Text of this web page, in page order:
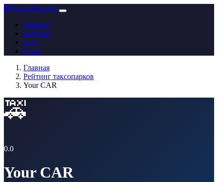
🚕ТаксоРейтинг
Главная
Рейтинг
Блог
О нас
Главная
Рейтинг таксопарков
Your CAR
🚕
0.0
Your CAR